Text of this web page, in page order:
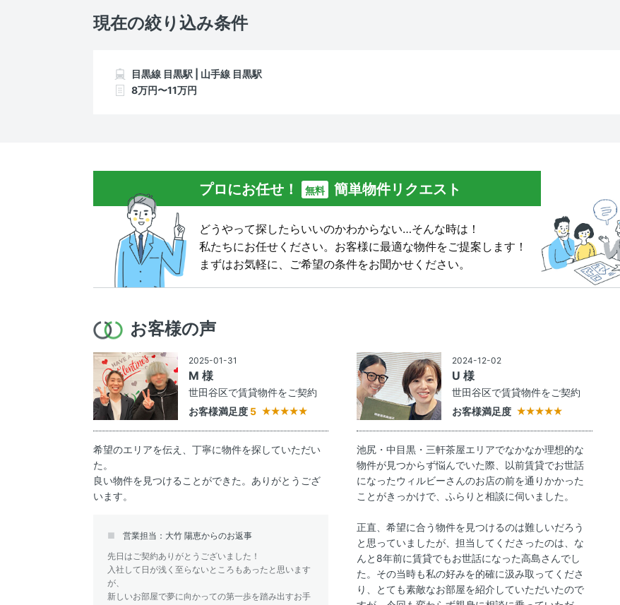
現在の絞り込み条件
目黒線 目黒駅 | 山手線 目黒駅
8万円〜11万円
プロにお任せ！ 無料 簡単物件リクエスト
どうやって探したらいいのかわからない…そんな時は！
私たちにお任せください。 お客様に最適な物件をご提案します！
まずはお気軽に、ご希望の条件をお聞かせください。
お客様の声
2025-01-31
M 様
世田谷区で賃貸物件をご契約
お客様満足度 5
希望のエリアを伝え、丁寧に物件を探していただい
た。
良い物件を見つけることができた。ありがとうござ
います。
営業担当：大竹 陽恵からのお返事
先日はご契約ありがとうございました！
入社して日が浅く至らないところもあったと思います
が、
新しいお部屋で夢に向かっての第一歩を踏み出すお手
2024-12-02
U 様
世田谷区で賃貸物件をご契約
お客様満足度
池尻・中目黒・三軒茶屋エリアでなかなか理想的な
物件が見つからず悩んでいた際、以前賃貸でお世話
になったウィルビーさんのお店の前を通りかかった
ことがきっかけで、ふらりと相談に伺いました。
正直、希望に合う物件を見つけるのは難しいだろう
と思っていましたが、担当してくださったのは、な
んと8年前に賃貸でもお世話になった高島さんでし
た。その当時も私の好みを的確に汲み取ってくださ
り、とても素敵なお部屋を紹介していただいたので